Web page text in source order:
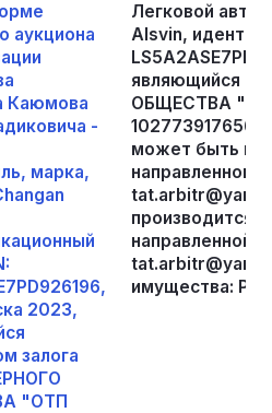
аукциона
Каюмова
-
марка,
2023,
залога
"ОТП
Легковой
Alsvin,
являющийся
ОБЩЕСТВА
может быть
направленному
производится
направленной
имущества: